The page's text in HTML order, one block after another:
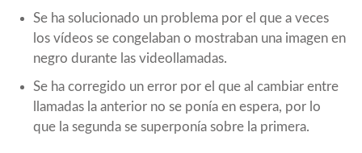
Se ha solucionado un problema por el que a veces
los vídeos se congelaban o mostraban una imagen en
negro durante las videollamadas.
Se ha corregido un error por el que al cambiar entre
llamadas la anterior no se ponía en espera, por lo
que la segunda se superponía sobre la primera.